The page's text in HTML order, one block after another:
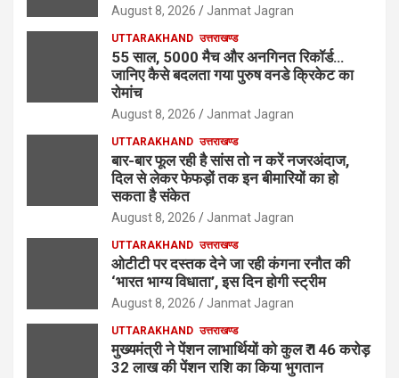
August 8, 2026 Janmat Jagran
UTTARAKHAND उत्तराखण्ड
55 साल, 5000 मैच और अनगिनत रिकॉर्ड…
जानिए कैसे बदलता गया पुरुष वनडे क्रिकेट का
रोमांच
August 8, 2026 Janmat Jagran
UTTARAKHAND उत्तराखण्ड
बार-बार फूल रही है सांस तो न करें नजरअंदाज,
दिल से लेकर फेफड़ों तक इन बीमारियों का हो
सकता है संकेत
August 8, 2026 Janmat Jagran
UTTARAKHAND उत्तराखण्ड
ओटीटी पर दस्तक देने जा रही कंगना रनौत की
‘भारत भाग्य विधाता’, इस दिन होगी स्ट्रीम
August 8, 2026 Janmat Jagran
UTTARAKHAND उत्तराखण्ड
मुख्यमंत्री ने पेंशन लाभार्थियों को कुल ₹ 146 करोड़
32 लाख की पेंशन राशि का किया भुगतान